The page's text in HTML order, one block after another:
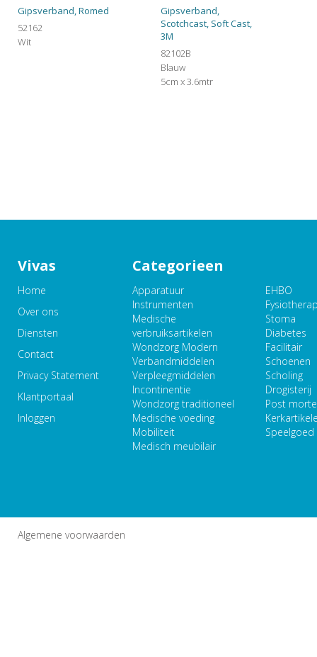
Gipsverband, Romed
52162
Wit
Gipsverband,
Scotchcast, Soft Cast,
3M
82102B
Blauw
5cm x 3.6mtr
Vivas
Home
Over ons
Diensten
Contact
Privacy Statement
Klantportaal
Inloggen
Categorieen
Apparatuur
Instrumenten
Medische
verbruiksartikelen
Wondzorg Modern
Verbandmiddelen
Verpleegmiddelen
Incontinentie
Wondzorg traditioneel
Medische voeding
Mobiliteit
Medisch meubilair
EHBO
Stoma
Diabetes
Facilitair
Schoenen
Scholing
Drogisterij
Post
Speelgoed
Algemene voorwaarden